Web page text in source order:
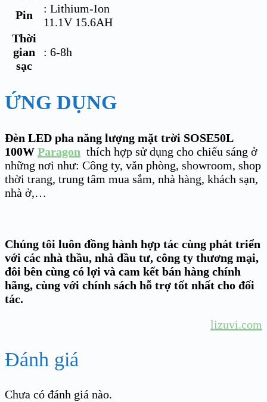
Pin
: Lithium-Ion
11.1V 15.6AH
Thời
gian
sạc
: 6-8h
ỨNG DỤNG
Đèn LED pha năng lượng mặt trời SOSE50L
100W Paragon thích hợp sử dụng cho chiếu sáng ở
những nơi như: Công ty, văn phòng, showroom, shop
thời trang, trung tâm mua sắm, nhà hàng, khách sạn,
nhà ở,…
Chúng tôi luôn đồng hành hợp tác cùng phát triển
với các nhà thầu, nhà đầu tư, công ty thương mại,
đôi bên cùng có lợi và cam kết bán hàng chính
hãng, cùng với chính sách hỗ trợ tốt nhất cho đối
tác.
lizuvi.com
Đánh giá
Chưa có đánh giá nào.